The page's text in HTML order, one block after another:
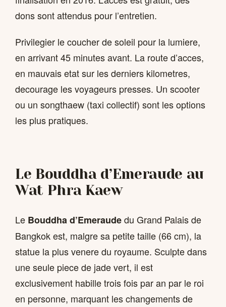
dons sont attendus pour l’entretien.
Privilegier le coucher de soleil pour la lumiere,
en arrivant 45 minutes avant. La route d’acces,
en mauvais etat sur les derniers kilometres,
decourage les voyageurs presses. Un scooter
ou un songthaew (taxi collectif) sont les options
les plus pratiques.
Le Bouddha d’Emeraude au
Wat Phra Kaew
Le Bouddha d’Emeraudedu Grand Palais de
Bangkok est, malgre sa petite taille (66 cm), la
statue la plus venere du royaume. Sculpte dans
une seule piece de jade vert, il est
exclusivement habille trois fois par an par le roi
en personne, marquant les changements de